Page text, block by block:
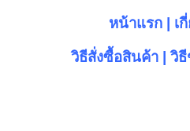
หน้าแรก| เ
วิธีสั่งซื้อสินค้า|วิธี